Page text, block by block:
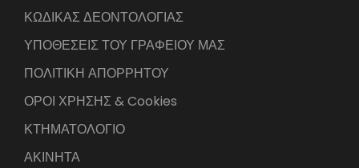
ΚΩΔΙΚΑΣ ΔΕΟΝΤΟΛΟΓΙΑΣ
ΥΠΟΘΕΣΕΙΣ ΤΟΥ ΓΡΑΦΕΙΟΥ ΜΑΣ
ΠΟΛΙΤΙΚΗ ΑΠΟΡΡΗΤΟΥ
ΟΡΟΙ ΧΡΗΣΗΣ & Cookies
ΚΤΗΜΑΤΟΛΟΓΙΟ
ΑΚΙΝΗΤΑ